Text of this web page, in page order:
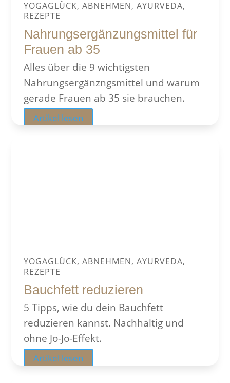
YOGAGLÜCK, ABNEHMEN, AYURVEDA,
REZEPTE
Nahrungsergänzungsmittel für
Frauen ab 35
Alles über die 9 wichtigsten
Nahrungsergänzngsmittel und warum
gerade Frauen ab 35 sie brauchen.
Artikel lesen
YOGAGLÜCK, ABNEHMEN, AYURVEDA,
REZEPTE
Bauchfett reduzieren
5 Tipps, wie du dein Bauchfett
reduzieren kannst. Nachhaltig und
ohne Jo-Jo-Effekt.
Artikel lesen